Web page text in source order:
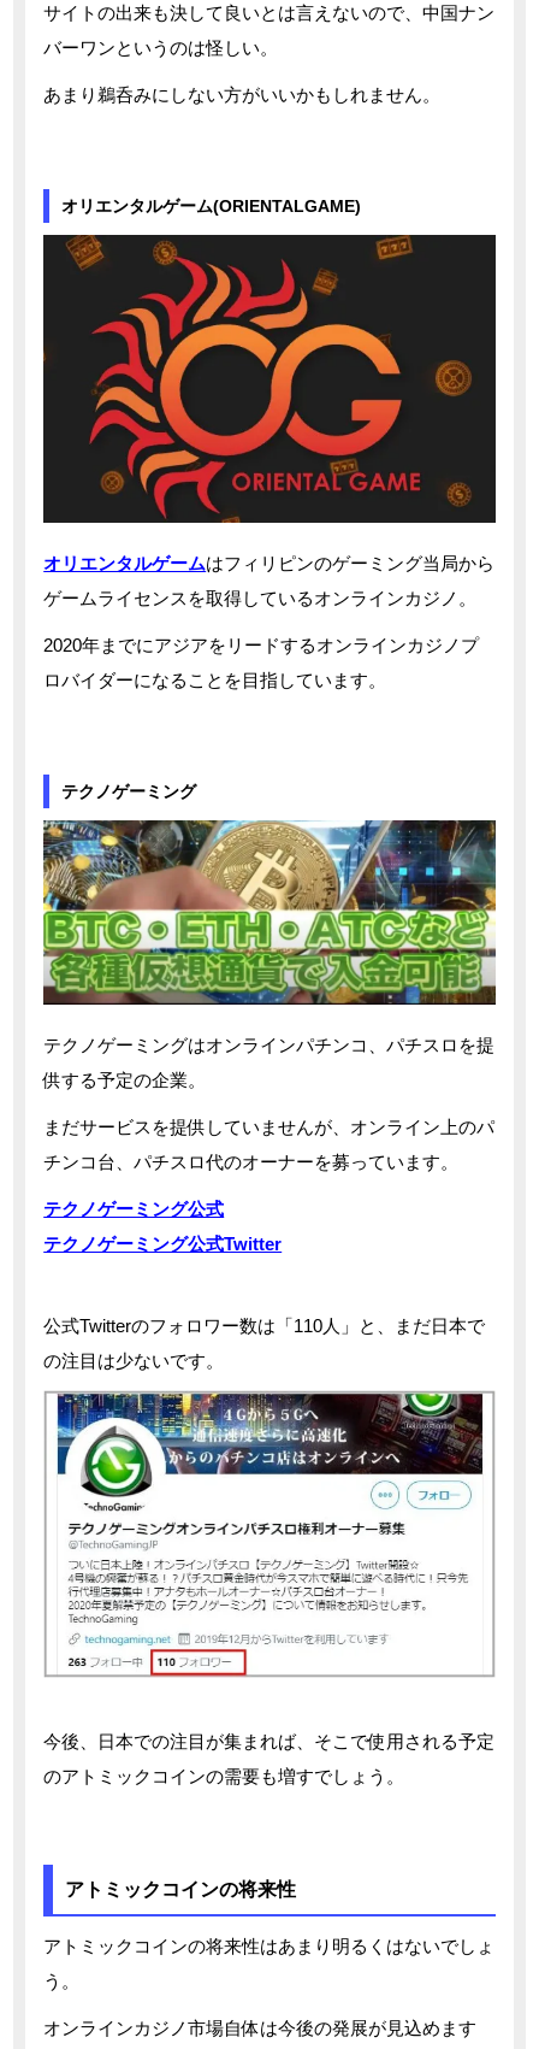
サイトの出来も決して良いとは言えないので、中国ナン
バーワンというのは怪しい。
あまり鵜呑みにしない方がいいかもしれません。
オリエンタルゲーム(ORIENTALGAME)
オリエンタルゲームはフィリピンのゲーミング当局から
ゲームライセンスを取得しているオンラインカジノ。
2020年までにアジアをリードするオンラインカジノプ
ロバイダーになることを目指しています。
テクノゲーミング
テクノゲーミングはオンラインパチンコ、パチスロを提
供する予定の企業。
まだサービスを提供していませんが、オンライン上のパ
チンコ台、パチスロ代のオーナーを募っています。
テクノゲーミング公式
テクノゲーミング公式Twitter
公式Twitterのフォロワー数は「110人」と、まだ日本で
の注目は少ないです。
今後、日本での注目が集まれば、そこで使用される予定
のアトミックコインの需要も増すでしょう。
アトミックコインの将来性
アトミックコインの将来性はあまり明るくはないでしょ
う。
オンラインカジノ市場自体は今後の発展が見込めます